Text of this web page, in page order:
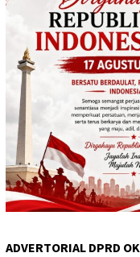
ADVERTORIAL DPRD